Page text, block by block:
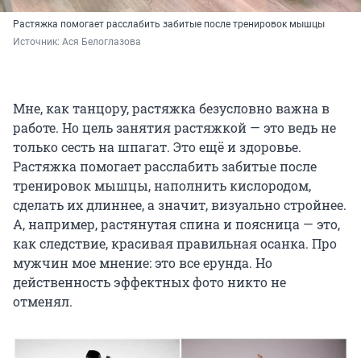
Растяжка помогает расслабить забитые после тренировок мышцы
Источник: Ася Белоглазова
Мне, как танцору, растяжка безусловно важна в
работе. Но цель занятия растяжкой — это ведь не
только сесть на шпагат. Это ещё и здоровье.
Растяжка помогает расслабить забитые после
тренировок мышцы, наполнить кислородом,
сделать их длиннее, а значит, визуально стройнее.
А, например, растянутая спина и поясница — это,
как следствие, красивая правильная осанка. Про
мужчин мое мнение: это все ерунда. Но
действенность эффектных фото никто не
отменял.